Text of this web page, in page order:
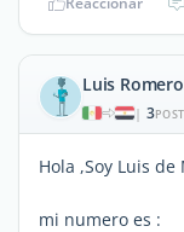
Luis
| 3
Hola ,Soy Luis
mi numero es :